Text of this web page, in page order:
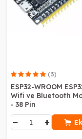
(3)
ESP32-WROOM
Wifi ve Bluetooth
- 38 Pin
− +